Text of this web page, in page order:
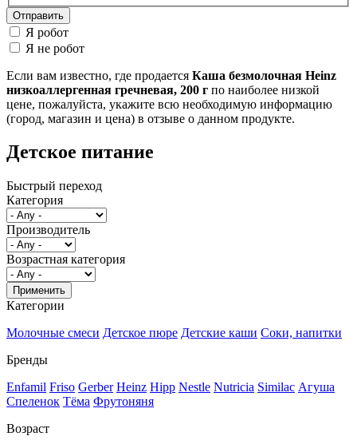
Я робот
Я не робот
Если вам известно, где продается Каша безмолочная Heinz
низкоаллергенная гречневая, 200 г по наиболее низкой
цене, пожалуйста, укажите всю необходимую информацию
(город, магазин и цена) в отзыве о данном продукте.
Детское питание
Быстрый переход
Категория
Производитель
Возрастная категория
Категории
Молочные смеси Детское пюре Детские каши Соки, напитки
Бренды
Enfamil Friso Gerber Heinz Hipp Nestle Nutricia Similac Агуша
Спеленок Тёма Фрутоняня
Возраст